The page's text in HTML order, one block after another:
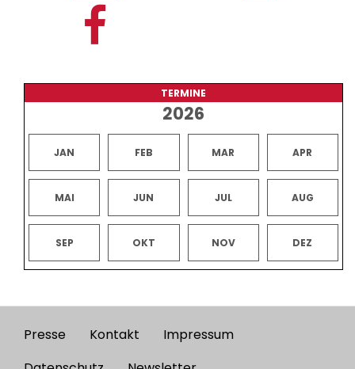
TERMINE
2026
JAN FEB MAR APR
MAI JUN JUL AUG
SEP OKT NOV DEZ
Footer
Presse Kontakt
Impressum